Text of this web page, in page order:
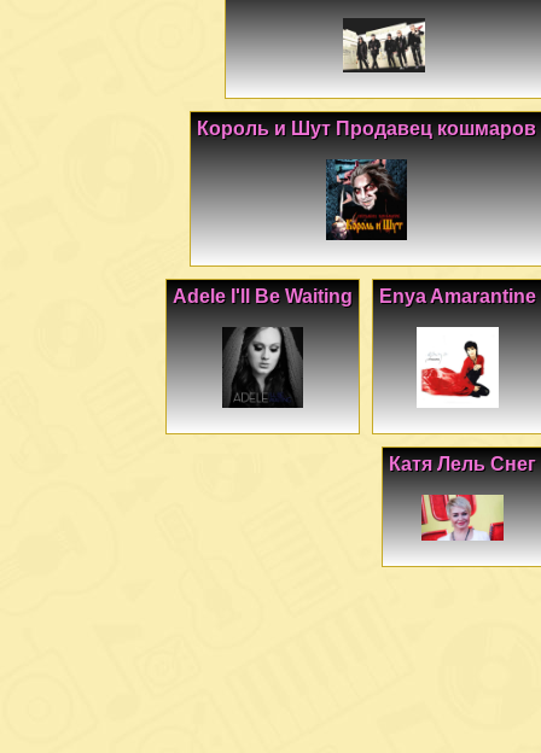
Король и Шут Продавец кошмаров
Enya Amarantine
Adele I'll Be Waiting
Катя Лель Снег